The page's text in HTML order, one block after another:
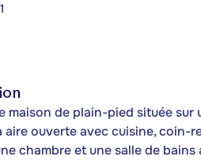
maison de plain-pied située
aire ouverte avec cuisine, coin-
chambre et une salle de